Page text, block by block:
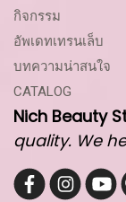
กิจกรรม
อัพเดทเทรนเล็บ
บทความน่าสนใจ
CATALOG
Nich Beauty
quality. We